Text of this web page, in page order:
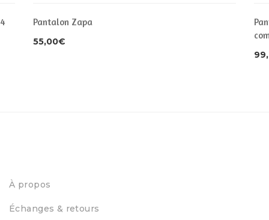
Pantalon Zapa
55,00€
À propos
Échanges & retours